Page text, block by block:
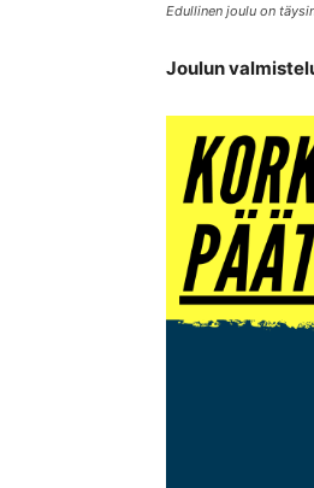
Edullinen joulu on
Joulun